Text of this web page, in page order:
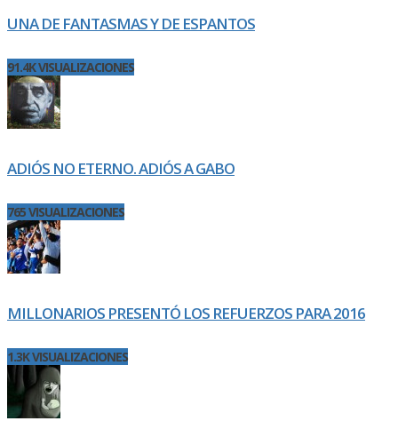
UNA DE FANTASMAS Y DE ESPANTOS
91.4K VISUALIZACIONES
ADIÓS NO ETERNO. ADIÓS A GABO
765 VISUALIZACIONES
MILLONARIOS PRESENTÓ LOS REFUERZOS PARA 2016
1.3K VISUALIZACIONES